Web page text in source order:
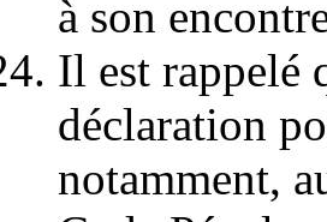
à son
Il est rappelé
déclaration
notamment,